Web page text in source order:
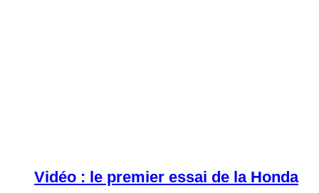
Vidéo : le premier essai de la Honda